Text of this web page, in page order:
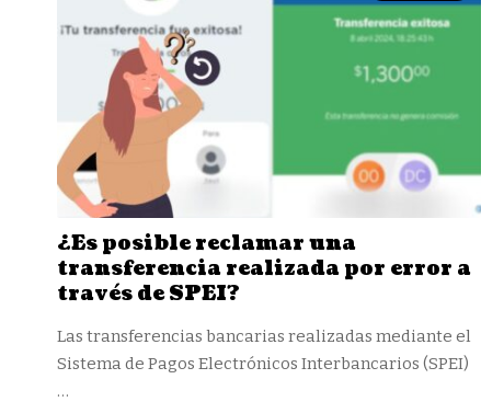
¿Es posible reclamar una
transferencia realizada por error a
través de SPEI?
Las transferencias bancarias realizadas mediante el
Sistema de Pagos Electrónicos Interbancarios (SPEI)
…